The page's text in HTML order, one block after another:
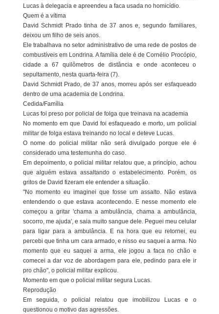
Lucas à delegacia e apreendeu a faca usada no homicídio.
Quem é a vítima
David Schmidt Prado tinha de 37 anos e, segundo familiares,
deixou um filho de seis anos.
Ele trabalhava no setor administrativo de uma rede de postos de
combustíveis em Londrina. A família dele é de Cornélio Procópio,
cidade a 67 quilômetros de distância e onde aconteceu o
sepultamento, nesta quarta-feira (7).
David Schmidt Prado, de 37 anos, morreu após ser esfaqueado
dentro de uma academia de Londrina.
Cedida/Família
Lucas foi preso por policial de folga que treinava na academia
No momento em que David foi esfaqueado e morto, um policial
militar de folga estava treinando no local e deteve Lucas.
O nome do policial militar não será divulgado porque ele é
considerado uma testemunha do caso.
Em depoimento, o policial militar relatou que, a princípio, achou
que alguém estava assaltando o estabelecimento. Porém, os
gritos de David fizeram ele entender a situação.
"No momento eu imaginei que fosse um assalto. Não estava
entendendo o que estava acontecendo. E nesse momento ele
começou a gritar 'chama a ambulância, chama a ambulância,
socorro, me ajuda', e saia muito sangue dele. Peguei meu celular
para ligar para a ambulância. E na hora que eu retornei, eu
percebi que tinha um cara armado, e nisso eu saquei a arma. No
momento que eu saquei a arma, ele jogou a faca no chão e
comecei a dar voz de abordagem para ele, pedindo para ele ir
pro chão", o policial militar explicou.
Momento em que o policial militar segura Lucas.
Reprodução
Em seguida, o policial relatou que imobilizou Lucas e o
questionou o motivo das agressões.